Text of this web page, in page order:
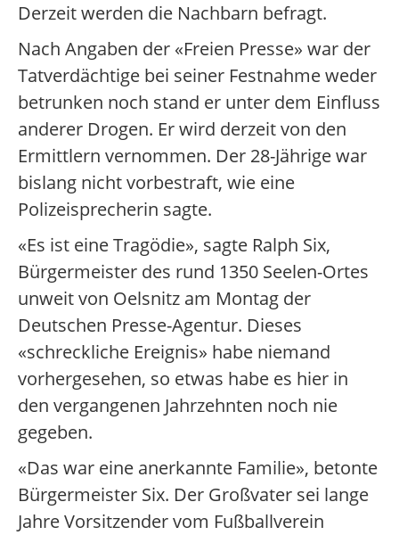
Derzeit werden die Nachbarn befragt.
Nach Angaben der «Freien Presse» war der
Tatverdächtige bei seiner Festnahme weder
betrunken noch stand er unter dem Einfluss
anderer Drogen. Er wird derzeit von den
Ermittlern vernommen. Der 28-Jährige war
bislang nicht vorbestraft, wie eine
Polizeisprecherin sagte.
«Es ist eine Tragödie», sagte Ralph Six,
Bürgermeister des rund 1350 Seelen-Ortes
unweit von Oelsnitz am Montag der
Deutschen Presse-Agentur. Dieses
«schreckliche Ereignis» habe niemand
vorhergesehen, so etwas habe es hier in
den vergangenen Jahrzehnten noch nie
gegeben.
«Das war eine anerkannte Familie», betonte
Bürgermeister Six. Der Großvater sei lange
Jahre Vorsitzender vom Fußballverein